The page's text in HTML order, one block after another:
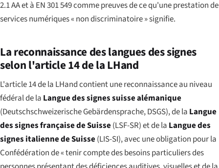
2.1 AA et à EN 301 549 comme preuves de ce qu'une prestation de
services numériques « non discriminatoire » signifie.
La reconnaissance des langues des signes
selon l'article 14 de la LHand
L'article 14 de la LHand contient une reconnaissance au niveau
fédéral de la Langue des signes suisse alémanique
(Deutschschweizerische Gebärdensprache, DSGS), de la Langue
des signes française de Suisse(LSF-SR) et de la Langue des
signes italienne de Suisse(LIS-SI), avec une obligation pour la
Confédération de « tenir compte des besoins particuliers des